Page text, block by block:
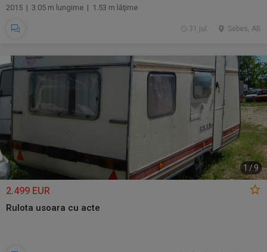
2015 | 3.05 m lungime | 1.53 m lăţime
Sebes, AB
31 jul.
1 /9
2.499 EUR
Rulota usoara cu acte